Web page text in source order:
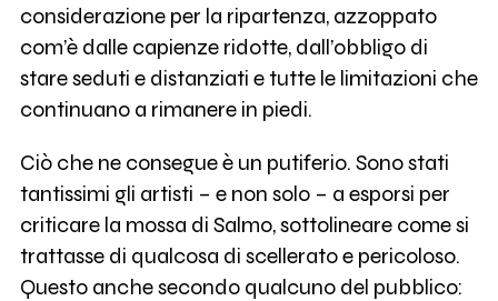
considerazione per la ripartenza, azzoppato
com’è dalle capienze ridotte, dall’obbligo di
stare seduti e distanziati e tutte le limitazioni che
continuano a rimanere in piedi.
Ciò che ne consegue è un putiferio. Sono stati
tantissimi gli artisti – e non solo – a esporsi per
criticare la mossa di Salmo, sottolineare come si
trattasse di qualcosa di scellerato e pericoloso.
Questo anche secondo qualcuno del pubblico: